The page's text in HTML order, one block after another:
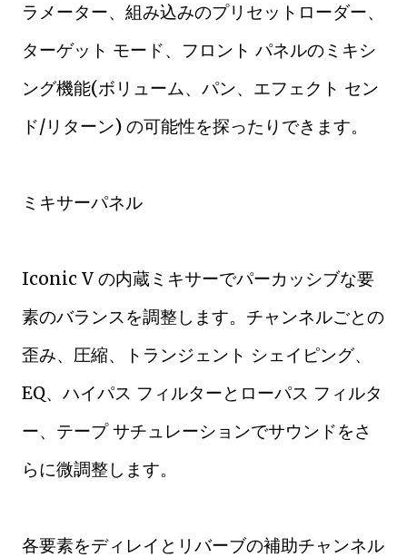
ラメーター、組み込みのプリセットローダー、
ターゲット モード、フロント パネルのミキシ
ング機能(ボリューム、パン、エフェクト セン
ド/リターン) の可能性を探ったりできます。
ミキサーパネル
Iconic V の内蔵ミキサーでパーカッシブな要
素のバランスを調整します。チャンネルごとの
歪み、圧縮、トランジェント シェイピング、
EQ、ハイパス フィルターとローパス フィルタ
ー、テープ サチュレーションでサウンドをさ
らに微調整します。
各要素をディレイとリバーブの補助チャンネル